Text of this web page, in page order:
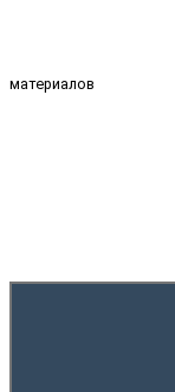
материалов